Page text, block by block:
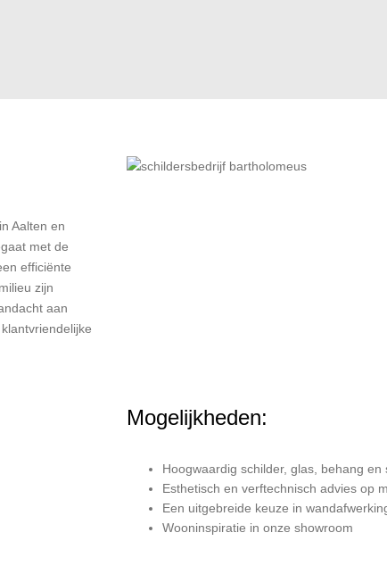
Aalten en
met de
efficiënte
zijn
aan
Mogelijkheden:
Hoogwaardig schilder, glas, behang en
Esthetisch en verftechnisch advies op
Een uitgebreide keuze in
Wooninspiratie in onze showroom